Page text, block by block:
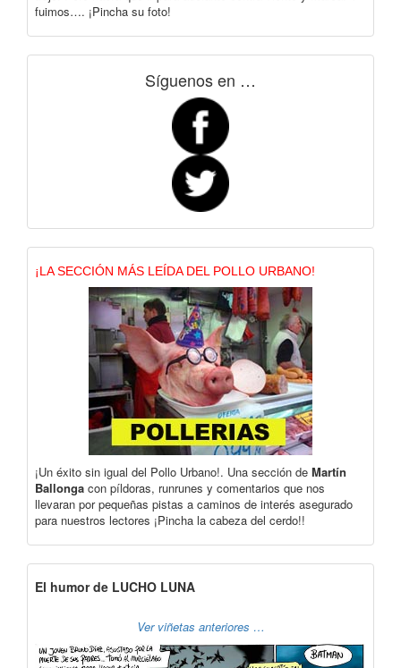
fuimos…. ¡Pincha su foto!
Síguenos en …
¡LA SECCIÓN MÁS LEÍDA DEL POLLO URBANO!
¡Un éxito sin igual del Pollo Urbano!. Una sección de Martín
Ballonga con píldoras, runrunes y comentarios que nos
llevaran por pequeñas pistas a caminos de interés asegurado
para nuestros lectores ¡Pincha la cabeza del cerdo!!
El humor de LUCHO LUNA
Ver viñetas anteriores …